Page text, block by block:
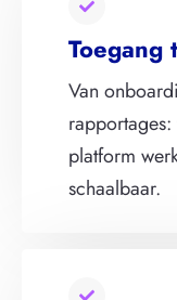
Toegang
Van
platform
schaalbaar.